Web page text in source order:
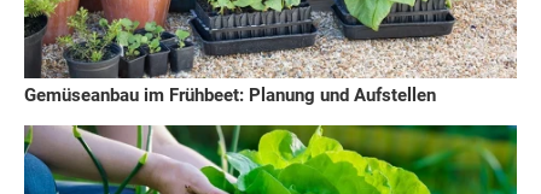
Gemüseanbau im Frühbeet: Planung und Aufstellen